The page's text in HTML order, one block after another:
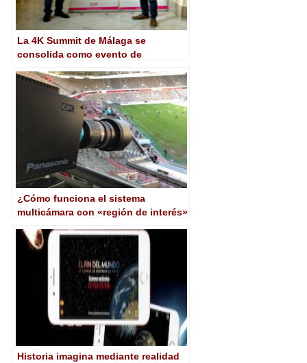
La 4K Summit de Málaga se
consolida como evento de
tecnología 4K HDR
¿Cómo funciona el sistema
multicámara con «región de interés»
Historia imagina mediante realidad